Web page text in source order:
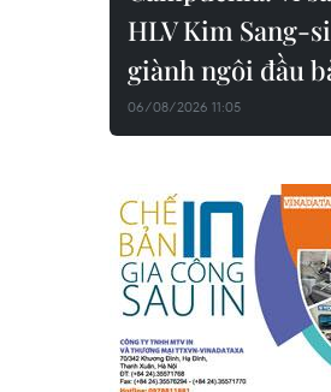
HLV Kim Sang-
giành ngôi đầu
06/08/2026 11:05